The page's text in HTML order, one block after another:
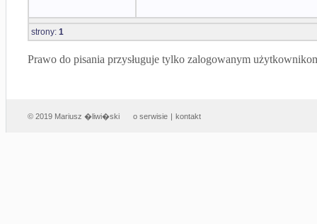
strony: 1
Prawo do pisania przysługuje tylko zalogowanym
© 2019 Mariusz �liwi�ski o serwisie | kontakt